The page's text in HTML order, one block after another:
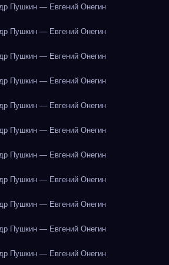
Пушкин — Евгений Онегин
Пушкин — Евгений Онегин
Пушкин — Евгений Онегин
Пушкин — Евгений Онегин
Пушкин — Евгений Онегин
Пушкин — Евгений Онегин
Пушкин — Евгений Онегин
Пушкин — Евгений Онегин
Пушкин — Евгений Онегин
Пушкин — Евгений Онегин
Пушкин — Евгений Онегин